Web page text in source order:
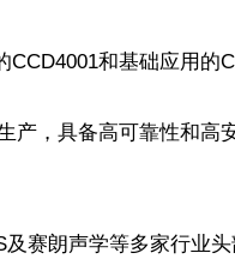
和基础应用的
产，具备高可靠性和
赛朗声学等多家行业